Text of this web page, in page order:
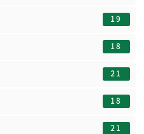
19
18
21
18
21